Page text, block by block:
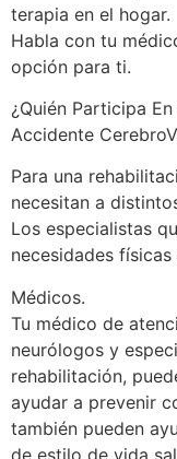
terapia en el hogar.
Habla con tu
opción para ti.
¿Quién Participa
Accidente
Para una
necesitan a
Los especialistas
necesidades
Médicos.
Tu médico de
neurólogos y
rehabilitación,
ayudar a prevenir
también pueden
de estilo de vida